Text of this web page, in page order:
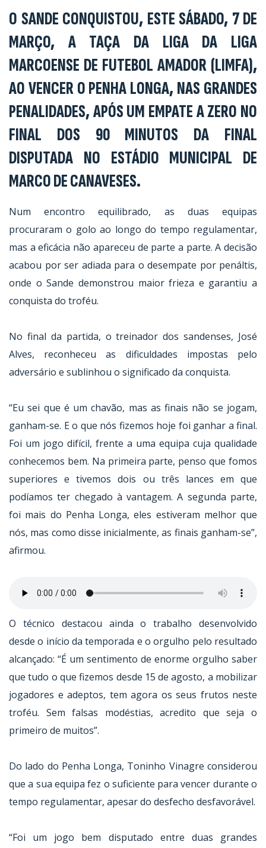
O SANDE CONQUISTOU, ESTE SÁBADO, 7 DE
MARÇO, A TAÇA DA LIGA DA LIGA
MARCOENSE DE FUTEBOL AMADOR (LIMFA),
AO VENCER O PENHA LONGA, NAS GRANDES
PENALIDADES, APÓS UM EMPATE A ZERO NO
FINAL DOS 90 MINUTOS DA FINAL
DISPUTADA NO ESTÁDIO MUNICIPAL DE
MARCO DE CANAVESES.
Num encontro equilibrado, as duas equipas
procuraram o golo ao longo do tempo regulamentar,
mas a eficácia não apareceu de parte a parte. A decisão
acabou por ser adiada para o desempate por penáltis,
onde o Sande demonstrou maior frieza e garantiu a
conquista do troféu.
No final da partida, o treinador dos sandenses, José
Alves, reconheceu as dificuldades impostas pelo
adversário e sublinhou o significado da conquista.
“Eu sei que é um chavão, mas as finais não se jogam,
ganham-se. E o que nós fizemos hoje foi ganhar a final.
Foi um jogo difícil, frente a uma equipa cuja qualidade
conhecemos bem. Na primeira parte, penso que fomos
superiores e tivemos dois ou três lances em que
podíamos ter chegado à vantagem. A segunda parte,
foi mais do Penha Longa, eles estiveram melhor que
nós, mas como disse inicialmente, as finais ganham-se”,
afirmou.
O técnico destacou ainda o trabalho desenvolvido
desde o início da temporada e o orgulho pelo resultado
alcançado: “É um sentimento de enorme orgulho saber
que tudo o que fizemos desde 15 de agosto, a mobilizar
jogadores e adeptos, tem agora os seus frutos neste
troféu. Sem falsas modéstias, acredito que seja o
primeiro de muitos”.
Do lado do Penha Longa, Toninho Vinagre considerou
que a sua equipa fez o suficiente para vencer durante o
tempo regulamentar, apesar do desfecho desfavorável.
“Foi um jogo bem disputado entre duas grandes